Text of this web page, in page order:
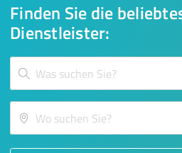
Finden Sie die
Dienstleister: